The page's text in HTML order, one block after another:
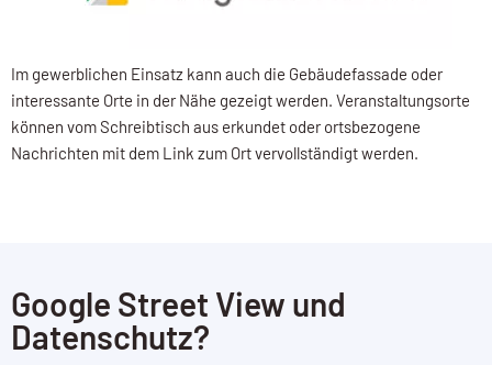
Im gewerblichen Einsatz kann auch die Gebäudefassade oder
interessante Orte in der Nähe gezeigt werden. Veranstaltungsorte
können vom Schreibtisch aus erkundet oder ortsbezogene
Nachrichten mit dem Link zum Ort vervollständigt werden.
Google Street View und
Datenschutz?